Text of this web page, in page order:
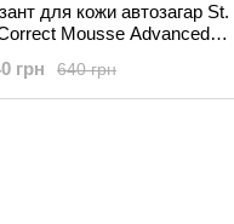
для кожи автозагар St.
Mousse Advanced
640 грн
грн